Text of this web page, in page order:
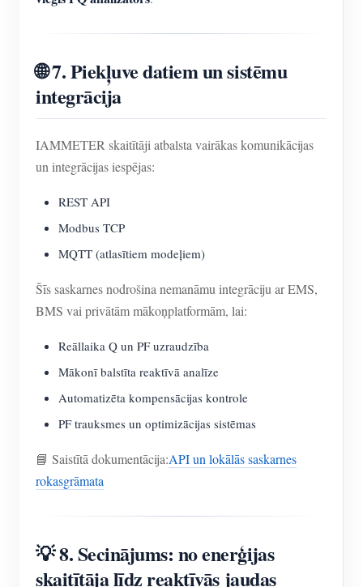
🌐 7. Piekļuve datiem un sistēmu
integrācija
IAMMETER skaitītāji atbalsta vairākas komunikācijas
un integrācijas iespējas:
REST API
Modbus TCP
MQTT (atlasītiem modeļiem)
Šīs saskarnes nodrošina nemanāmu integrāciju ar EMS,
BMS vai privātām mākoņplatformām, lai:
Reāllaika Q un PF uzraudzība
Mākonī balstīta reaktīvā analīze
Automatizēta kompensācijas kontrole
PF trauksmes un optimizācijas sistēmas
📘 Saistītā dokumentācija:API un lokālās saskarnes
rokasgrāmata
💡 8. Secinājums: no enerģijas
skaitītāja līdz reaktīvās jaudas